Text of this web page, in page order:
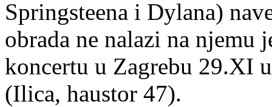
Springsteena i Dylana)
obrada ne nalazi na njemu
koncertu u Zagrebu 29.XI
(Ilica, haustor 47).